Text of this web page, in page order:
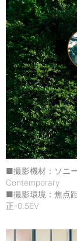
■撮影機材：ソニ
Contemporary
■撮影環境：焦点
正-0.5EV